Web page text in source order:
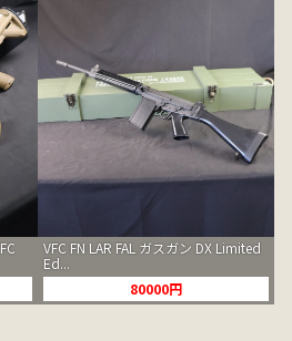
VFC FN LAR FAL ガスガン DX Limited
Ed...
80000円